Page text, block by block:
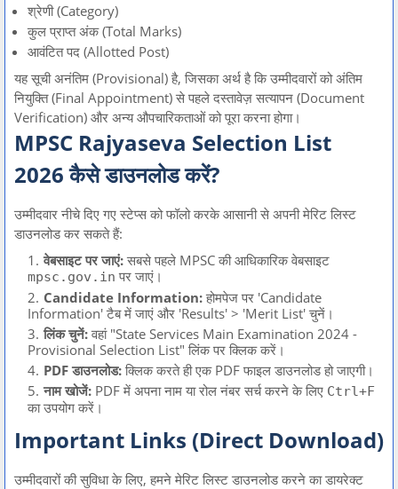
श्रेणी (Category)
कुल प्राप्त अंक (Total Marks)
आवंटित पद (Allotted Post)
यह सूची अनंतिम (Provisional) है, जिसका अर्थ है कि उम्मीदवारों को अंतिम
नियुक्ति (Final Appointment) से पहले दस्तावेज़ सत्यापन (Document
Verification) और अन्य औपचारिकताओं को पूरा करना होगा।
MPSC Rajyaseva Selection List
2026 कैसे डाउनलोड करें?
उम्मीदवार नीचे दिए गए स्टेप्स को फॉलो करके आसानी से अपनी मेरिट लिस्ट
डाउनलोड कर सकते हैं:
वेबसाइट पर जाएं: सबसे पहले MPSC की आधिकारिक वेबसाइट
mpsc.gov.in पर जाएं।
Candidate Information: होमपेज पर 'Candidate
Information' टैब में जाएं और 'Results' > 'Merit List' चुनें।
लिंक चुनें: वहां "State Services Main Examination 2024 -
Provisional Selection List" लिंक पर क्लिक करें।
PDF डाउनलोड: क्लिक करते ही एक PDF फाइल डाउनलोड हो जाएगी।
नाम खोजें: PDF में अपना नाम या रोल नंबर सर्च करने के लिए Ctrl+F
का उपयोग करें।
Important Links (Direct Download)
उम्मीदवारों की सुविधा के लिए, हमने मेरिट लिस्ट डाउनलोड करने का डायरेक्ट